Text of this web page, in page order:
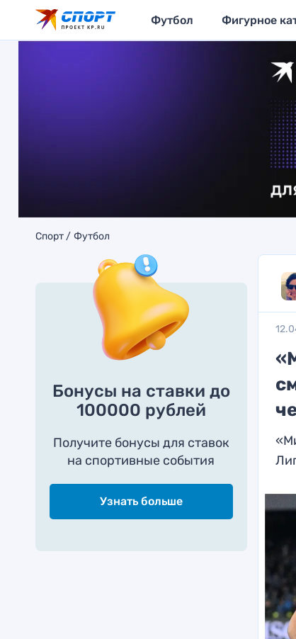
Футбол Фигурное
Спорт Футбол
Бонусы на ставки до
100000 рублей
Получите бонусы для ставок
на спортивные события
Узнать больше